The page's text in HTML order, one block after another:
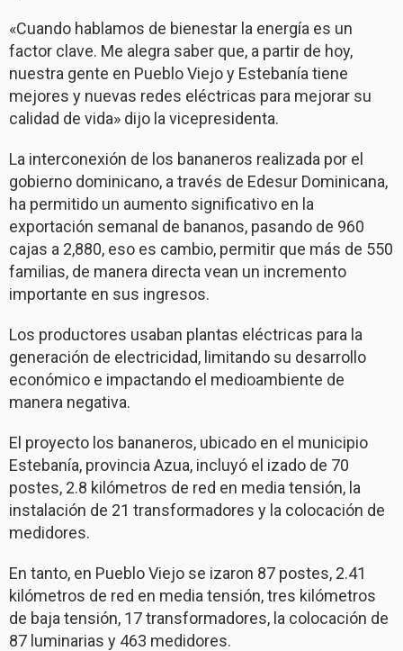
«Cuando hablamos de bienestar la energía es un
factor clave. Me alegra saber que, a partir de hoy,
nuestra gente en Pueblo Viejo y Estebanía tiene
mejores y nuevas redes eléctricas para mejorar su
calidad de vida» dijo la vicepresidenta.
La interconexión de los bananeros realizada por el
gobierno dominicano, a través de Edesur Dominicana,
ha permitido un aumento significativo en la
exportación semanal de bananos, pasando de 960
cajas a 2,880, eso es cambio, permitir que más de 550
familias, de manera directa vean un incremento
importante en sus ingresos.
Los productores usaban plantas eléctricas para la
generación de electricidad, limitando su desarrollo
económico e impactando el medioambiente de
manera negativa.
El proyecto los bananeros, ubicado en el municipio
Estebanía, provincia Azua, incluyó el izado de 70
postes, 2.8 kilómetros de red en media tensión, la
instalación de 21 transformadores y la colocación de
medidores.
En tanto, en Pueblo Viejo se izaron 87 postes, 2.41
kilómetros de red en media tensión, tres kilómetros
de baja tensión, 17 transformadores, la colocación de
87 luminarias y 463 medidores.